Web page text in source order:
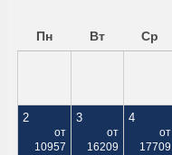
Пн Вт Ср
2
от
10957
3
от
16209
4
от
17709